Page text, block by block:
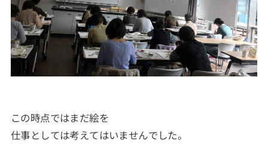
この時点ではまだ絵を
仕事としては考えてはいませんでした。